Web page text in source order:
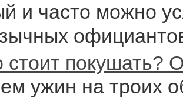
и часто можно
стоит покушать?
ужин на троих